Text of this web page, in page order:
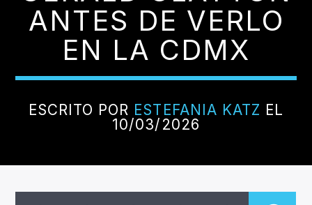
CANCIÓN ACTUAL
ANTES DE VERLO
EN LA CDMX
ESCRITO POR ESTEFANIA KATZ EL
10/03/2026